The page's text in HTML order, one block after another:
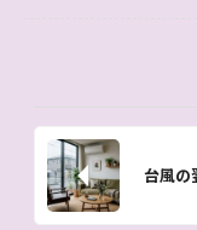
台風の